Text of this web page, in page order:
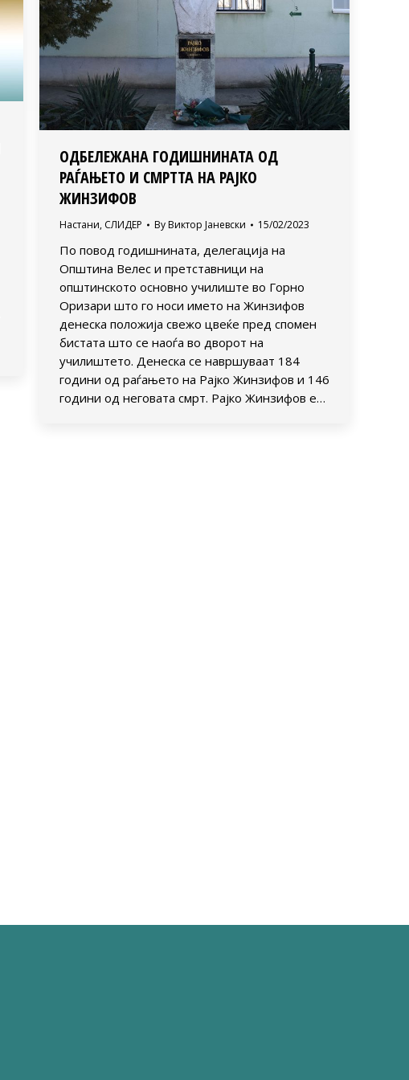
ОДБЕЛЕЖАНА ГОДИШНИНАТА ОД
РАЃАЊЕТО И СМРТТА НА РАЈКО
ЖИНЗИФОВ
Настани, СЛИДЕР By Виктор Јаневски 15/02/2023
По повод годишнината, делегација на
Општина Велес и претставници на
општинското основно училиште во Горно
Оризари што го носи името на Жинзифов
денеска положија свежо цвеќе пред спомен
бистата што се наоѓа во дворот на
училиштето. Денеска се навршуваат 184
години од раѓањето на Рајко Жинзифов и 146
години од неговата смрт. Рајко Жинзифов е…